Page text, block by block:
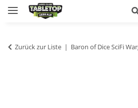
Zurück zur Liste Baron of Dice SciFi